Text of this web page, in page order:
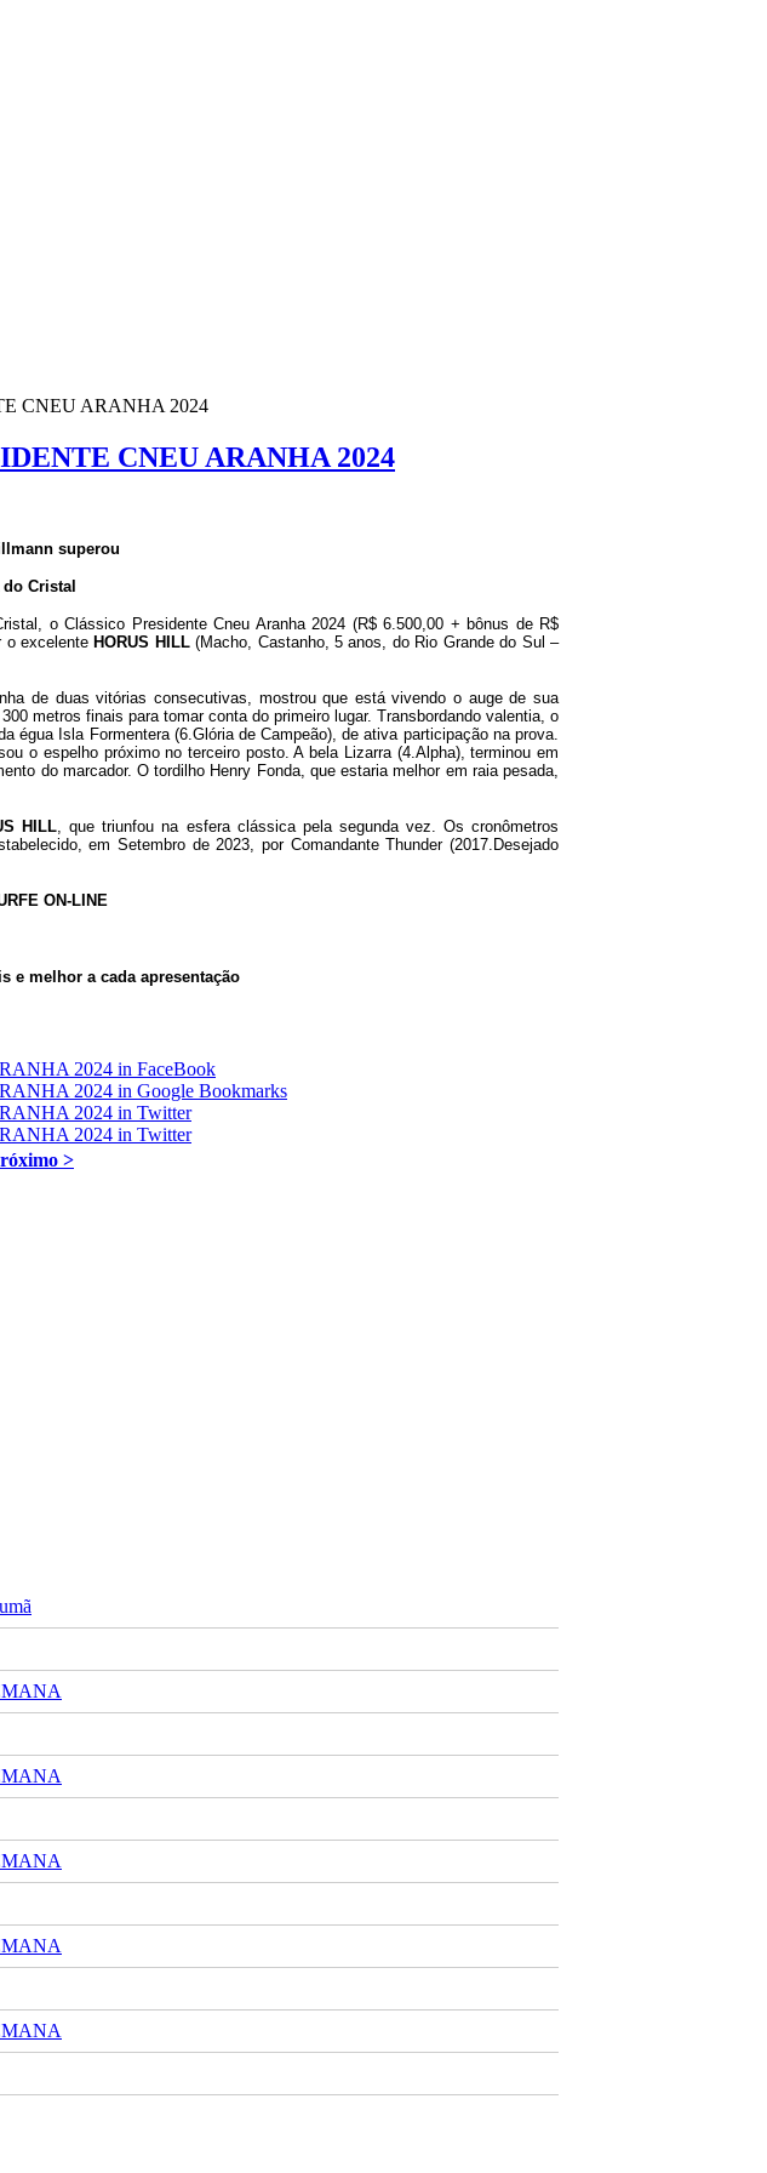
CNEU ARANHA 2024
CNEU ARANHA 2024
superou
Cristal
o Clássico Presidente Cneu Aranha 2024 (R$ 6.500,00 + bônus de R$
o excelenteHORUS HILL(Macho, Castanho, 5 anos, do Rio Grande do Sul –
de duas vitórias consecutivas, mostrou que está vivendo o auge de sua
metros finais para tomar conta do primeiro lugar. Transbordando valentia, o
Isla Formentera (6.Glória de Campeão), de ativa participação na prova.
o espelho próximo no terceiro posto. A bela Lizarra (4.Alpha), terminou em
do marcador. O tordilho Henry Fonda, que estaria melhor em raia pesada,
HILL , que triunfou na esfera clássica pela segunda vez. Os cronômetros
em Setembro de 2023, por Comandante Thunder (2017.Desejado
ON-LINE
e melhor a cada apresentação
>